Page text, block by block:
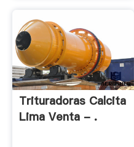
Trituradoras Calcita
Lima Venta - .